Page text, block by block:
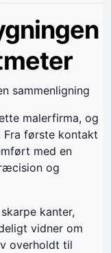
sammenligning
malerfirma, og
Fra første kontakt
med en
og
kanter,
vidner om
overholdt til